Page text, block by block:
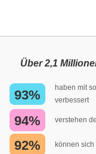
Über 2,1
93%
haben mit
verbessert
94% verstehen
92% können sich